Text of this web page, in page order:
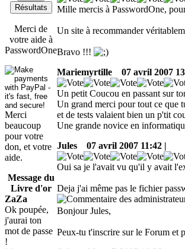
Résultats
Merci de
votre aide à
PasswordOne
Merci
beaucoup
pour votre
don, et votre
aide.
Message du
Livre d'or
ZaZa
Ok poupée,
j'aurai ton
mot de passe
!
Mille mercis à PasswordOne,
Un site à recommander
Bravo !!!
Mariemyrtille
07 avril 2007
Un petit Coucou en passant sur
Un grand merci pour tout ce que
et de tests valaient bien un p'tit
Une grande novice en
Jules
07 avril 2007 11:42 |
Oui sa je l'avait vu qu'il y avait
Deja j'ai même pas le fichier
Bonjour Jules,
Peux-tu t'inscrire sur le Forum et